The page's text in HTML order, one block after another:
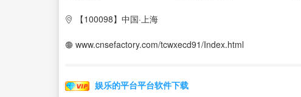
【100098】中国·上海
www.cnsefactory.com/tcwxecd91/Index.html
娱乐的平台平台软件下载